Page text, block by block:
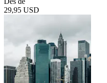
29,95 USD